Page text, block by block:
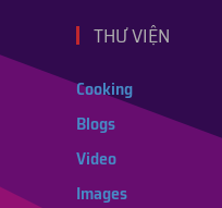
THƯ VIỆN
Cooking
Blogs
Video
Images